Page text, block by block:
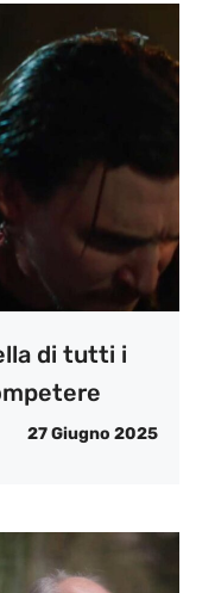
di tutti i
27 Giugno 2025